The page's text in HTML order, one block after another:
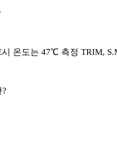
온도는 47℃ 측정 TRIM,